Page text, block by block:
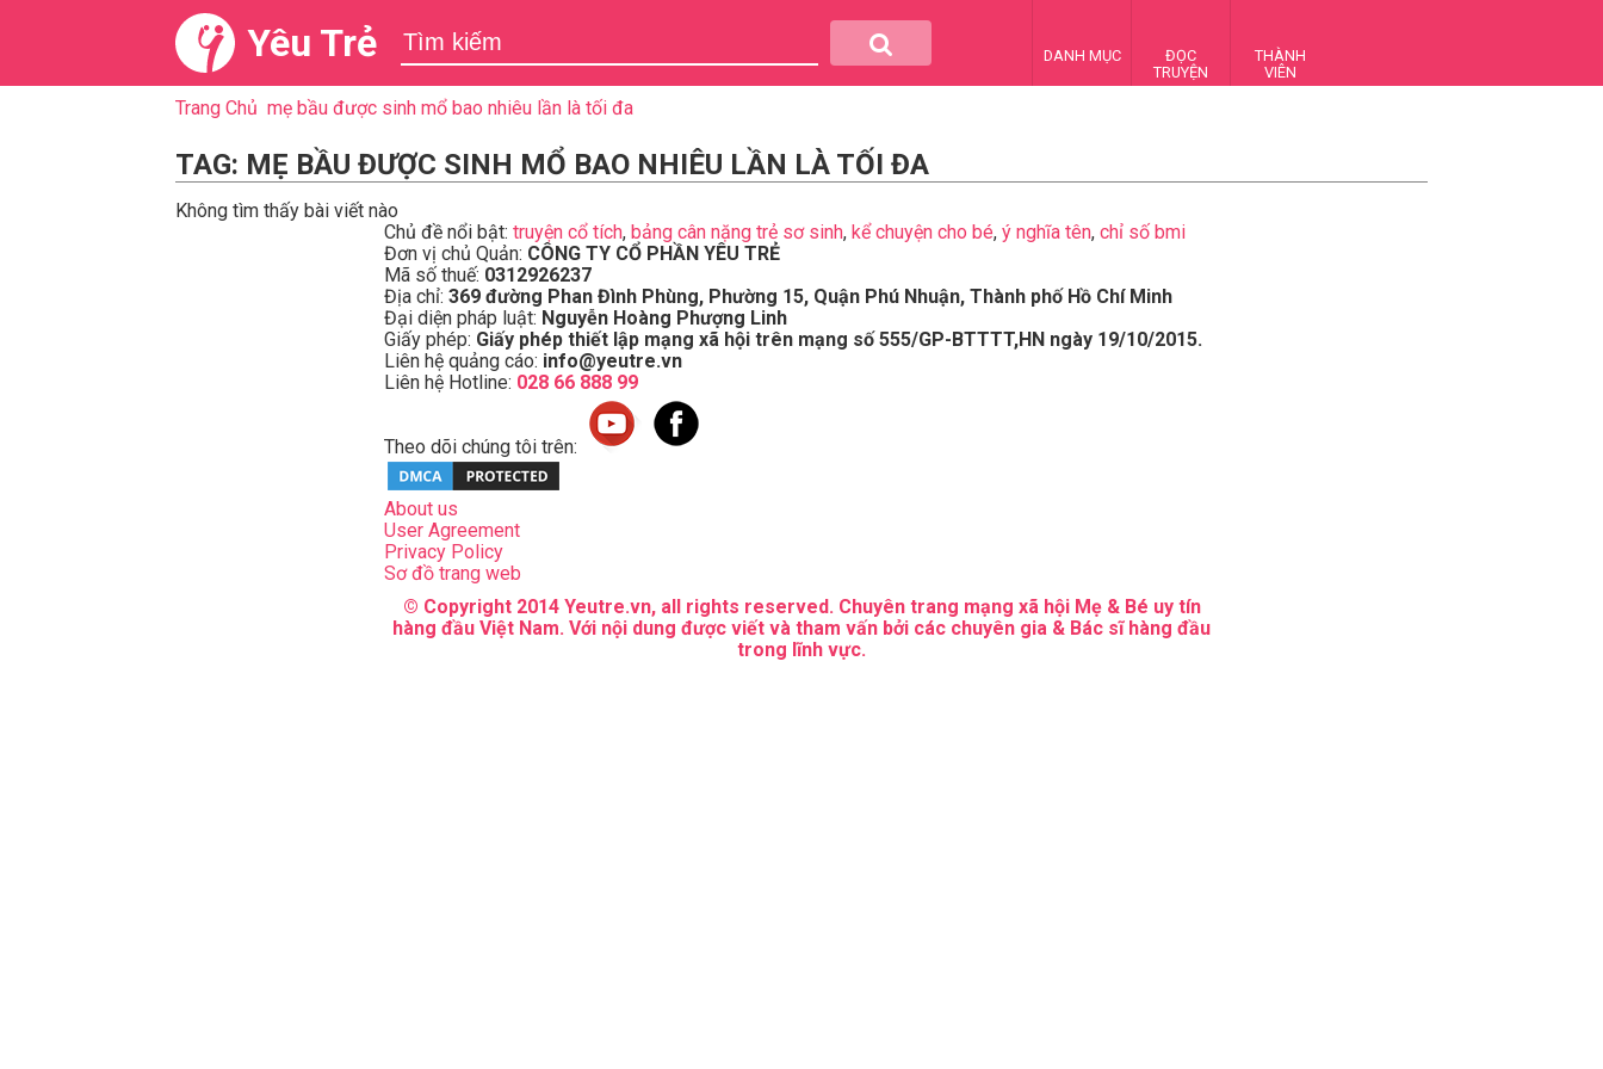
Yêu Trẻ DANH MỤC
ĐỌC
TRUYỆN
THÀNH
VIÊN
Trang Chủ mẹ bầu được sinh mổ bao nhiêu lần là tối đa
TAG: MẸ BẦU ĐƯỢC SINH MỔ BAO NHIÊU LẦN LÀ TỐI ĐA
Không tìm thấy bài viết nào
Chủ đề nổi bật: truyện cổ tích, bảng cân nặng trẻ sơ sinh, kể chuyện cho bé, ý nghĩa tên, chỉ số bmi
Đơn vị chủ Quản: CÔNG TY CỔ PHẦN YÊU TRẺ
Mã số thuế: 0312926237
Địa chỉ: 369 đường Phan Đình Phùng, Phường 15, Quận Phú Nhuận, Thành phố Hồ Chí Minh
Đại diện pháp luật: Nguyễn Hoàng Phượng Linh
Giấy phép: Giấy phép thiết lập mạng xã hội trên mạng số 555/GP-BTTTT,HN ngày 19/10/2015.
Liên hệ quảng cáo: info@yeutre.vn
Liên hệ Hotline: 028 66 888 99
Theo dõi chúng tôi trên:
About us
User Agreement
Privacy Policy
Sơ đồ trang web
© Copyright 2014 Yeutre.vn, all rights reserved. Chuyên trang mạng xã hội Mẹ & Bé uy tín
hàng đầu Việt Nam. Với nội dung được viết và tham vấn bởi các chuyên gia & Bác sĩ hàng đầu
trong lĩnh vực.